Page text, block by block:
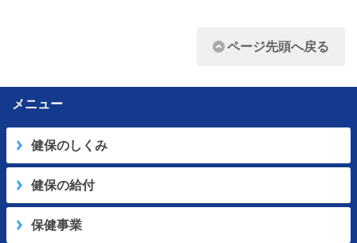
ページ先頭へ戻る
メニュー
健保のしくみ
健保の給付
保健事業